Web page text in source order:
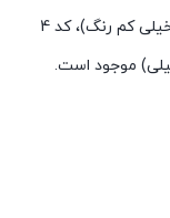
سبز پررنگ)، کد 2 (سبز کم رنگ)، کد 3 (سبز خیلی کم رنگ)، کد 4